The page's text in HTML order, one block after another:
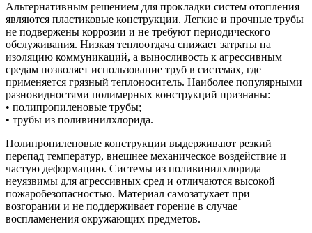
Альтернативным решением для прокладки систем отопления
являются пластиковые конструкции. Легкие и прочные трубы
не подвержены коррозии и не требуют периодического
обслуживания. Низкая теплоотдача снижает затраты на
изоляцию коммуникаций, а выносливость к агрессивным
средам позволяет использование труб в системах, где
применяется грязный теплоноситель. Наиболее популярными
разновидностями полимерных конструкций признаны:
• полипропиленовые трубы;
• трубы из поливинилхлорида.
Полипропиленовые конструкции выдерживают резкий
перепад температур, внешнее механическое воздействие и
частую деформацию. Системы из поливинилхлорида
неуязвимы для агрессивных сред и отличаются высокой
пожаробезопасностью. Материал самозатухает при
возгорании и не поддерживает горение в случае
воспламенения окружающих предметов.